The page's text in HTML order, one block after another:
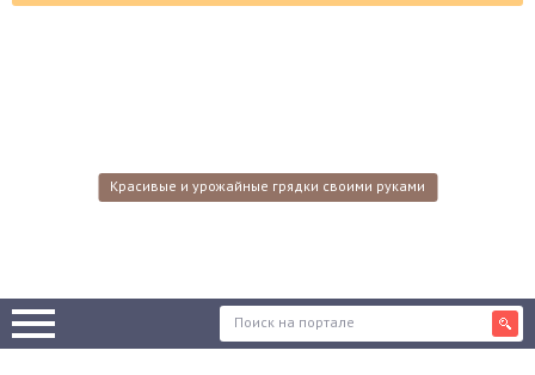
Красивые и урожайные грядки своими руками